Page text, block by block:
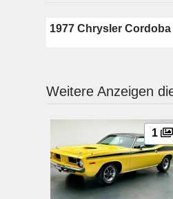
1977 Chrysler Cordoba
Weitere Anzeigen
1